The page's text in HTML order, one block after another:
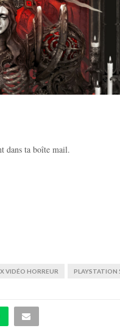
dans ta boîte mail.
VIDÉO HORREUR PLAYSTATION